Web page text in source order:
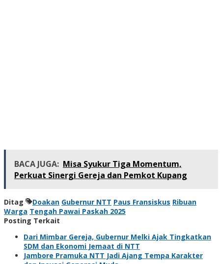
BACA JUGA: Misa Syukur Tiga Momentum,
Perkuat Sinergi Gereja dan Pemkot Kupang
Ditag Doakan Gubernur NTT Paus Fransiskus Ribuan
Warga Tengah Pawai Paskah 2025
Posting Terkait
Dari Mimbar Gereja, Gubernur Melki Ajak Tingkatkan
SDM dan Ekonomi Jemaat di NTT
Jambore Pramuka NTT Jadi Ajang Tempa Karakter